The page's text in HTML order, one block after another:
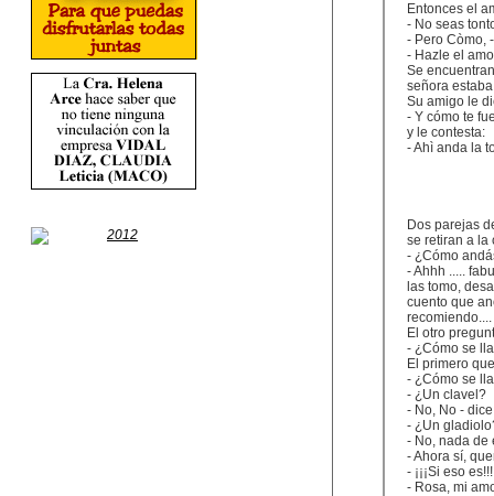
Entonces el
- No seas
- Pero Còmo,
- Hazle el
Se
señora
Su amigo le
- Y cómo te
y le contesta:
- Ahì anda la
Dos parejas
se retiran a la
- ¿Cómo
- Ahhh .....
las tomo,
cuento que
recomiendo....
El otro
- ¿Cómo se
El primero
- ¿Cómo se
- ¿Un clavel?
- No, No -
- ¿Un
- No, nada de
- Ahora sí,
- ¡¡¡Si eso
- Rosa, mi